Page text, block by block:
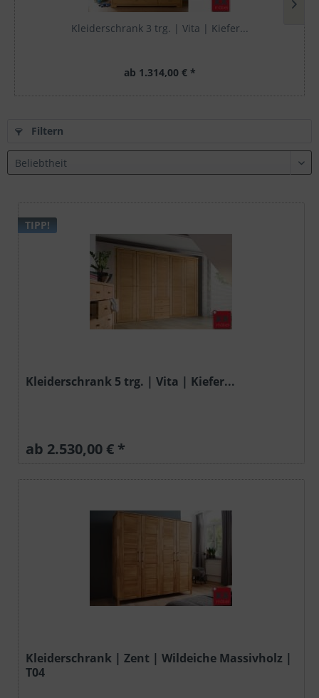
Kleiderschrank 3 trg. | Vita | Kiefer...
ab 1.314,00 € *
Filtern
TIPP!
Kleiderschrank 5 trg. | Vita | Kiefer...
ab 2.530,00 € *
Kleiderschrank | Zent | Wildeiche Massivholz |
T04